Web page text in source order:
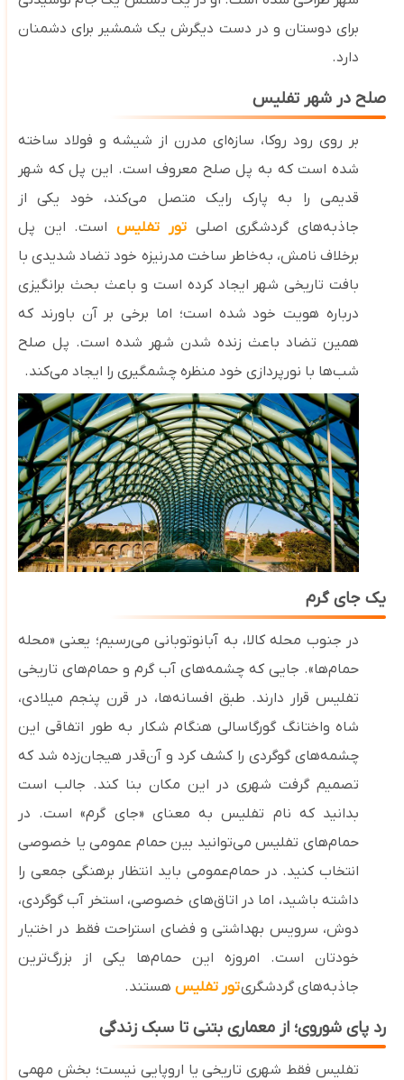
برای دوستان و در دست دیگرش یک شمشیر برای دشمنان
دارد.
صلح در شهر تفلیس
بر روی رود روکا، سازه‌ای مدرن از شیشه و فولاد ساخته
شده است که به پل صلح معروف است. این پل که شهر
قدیمی را به پارک رایک متصل می‌کند، خود یکی از
جاذبه‌های گردشگری اصلی تور تفلیس است. این پل
برخلاف نامش، به‌خاطر ساخت مدرنیزه خود تضاد شدیدی با
بافت تاریخی شهر ایجاد کرده است و باعث بحث برانگیزی
درباره هویت خود شده است؛ اما برخی بر آن باورند که
همین تضاد باعث زنده شدن شهر شده است. پل صلح
شب‌ها با نورپردازی خود منظره چشمگیری را ایجاد می‌کند.
یک جای گرم
در جنوب محله کالا، به آبانوتوبانی می‌رسیم؛ یعنی «محله
حمام‌ها». جایی که چشمه‌های آب گرم و حمام‌های تاریخی
تفلیس قرار دارند. طبق افسانه‌ها، در قرن پنجم میلادی،
شاه واختانگ گورگاسالی هنگام شکار به طور اتفاقی این
چشمه‌های گوگردی را کشف کرد و آن‌قدر هیجان‌زده شد که
تصمیم گرفت شهری در این مکان بنا کند. جالب است
بدانید که نام تفلیس به معنای «جای گرم» است. در
حمام‌های تفلیس می‌توانید بین حمام‌ عمومی یا خصوصی
انتخاب کنید. در حمام‌عمومی باید انتظار برهنگی جمعی را
داشته باشید، اما در اتاق‌های خصوصی، استخر آب گوگردی،
دوش، سرویس بهداشتی و فضای استراحت فقط در اختیار
خودتان است. امروزه این حمام‌ها یکی از بزرگ‌ترین
جاذبه‌های گردشگریتور تفلیس هستند.
رد پای شوروی؛ از معماری بتنی تا سبک زندگی
تفلیس فقط شهری تاریخی یا اروپایی نیست؛ بخش مهمی